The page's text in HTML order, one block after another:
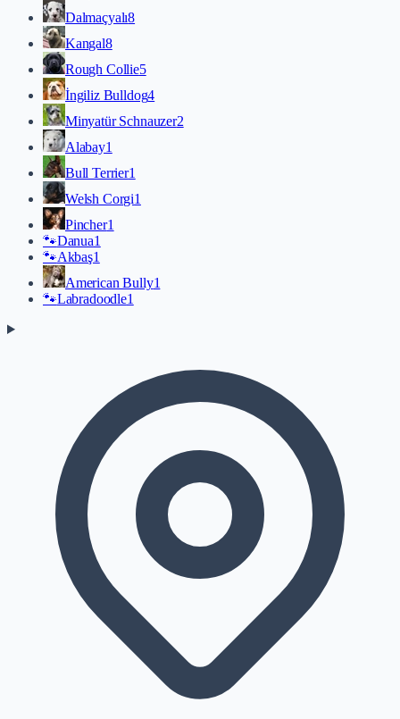
Dalmaçyalı8
Kangal8
Rough Collie5
İngiliz Bulldog4
Minyatür Schnauzer2
Alabay1
Bull Terrier1
Welsh Corgi1
Pincher1
🐾Danua1
🐾Akbaş1
American Bully1
🐾Labradoodle1